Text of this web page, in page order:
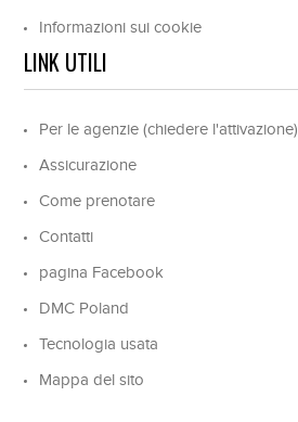
Informazioni sui cookie
LINK UTILI
Per le agenzie (chiedere l'attivazione)
Assicurazione
Come prenotare
Contatti
pagina Facebook
DMC Poland
Tecnologia usata
Mappa del sito